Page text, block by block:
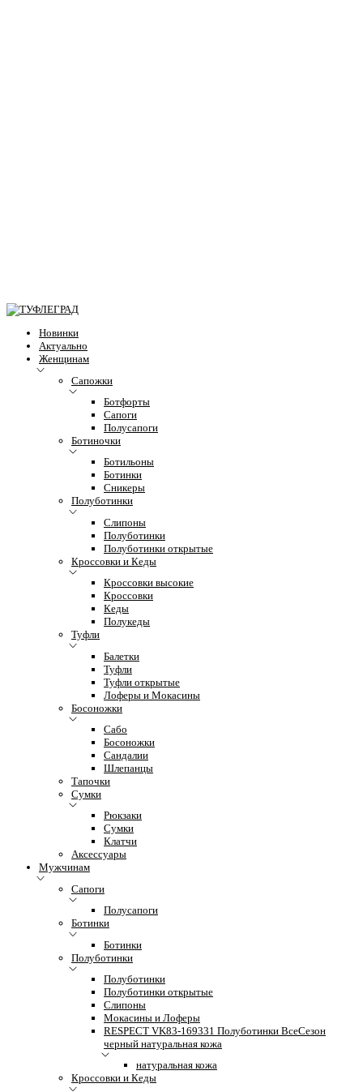
Новинки
Актуально
Женщинам
Сапожки
Ботфорты
Сапоги
Полусапоги
Ботиночки
Ботильоны
Ботинки
Сникеры
Полуботинки
Слипоны
Полуботинки
Полуботинки открытые
Кроссовки и Кеды
Кроссовки высокие
Кроссовки
Кеды
Полукеды
Туфли
Балетки
Туфли
Туфли открытые
Лоферы и Мокасины
Босоножки
Сабо
Босоножки
Сандалии
Шлепанцы
Тапочки
Сумки
Рюкзаки
Сумки
Клатчи
Аксессуары
Мужчинам
Сапоги
Полусапоги
Ботинки
Ботинки
Полуботинки
Полуботинки
Полуботинки открытые
Слипоны
Мокасины и Лоферы
RESPECT VK83-169331 Полуботинки ВсеСезон
черный натуральная кожа
натуральная кожа
Кроссовки и Кеды